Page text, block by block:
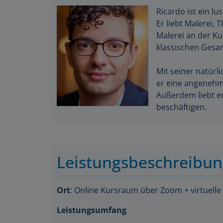
Ricardo ist ein
Er liebt Malerei,
Malerei an der
klassischen
Mit seiner
er eine
Außerdem liebt
beschäftigen.
Ort: Online Kursraum über Zoom +
Leistungsumfang